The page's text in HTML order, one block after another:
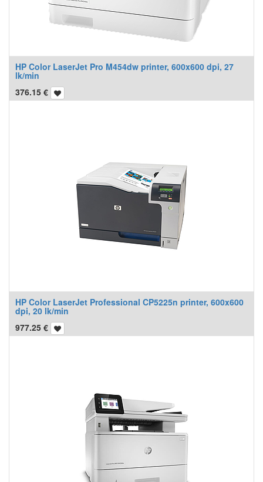
HP Color LaserJet Pro M454dw printer, 600x600 dpi, 27
lk/min
376.15 €
HP Color LaserJet Professional CP5225n printer, 600x600
dpi, 20 lk/min
977.25 €